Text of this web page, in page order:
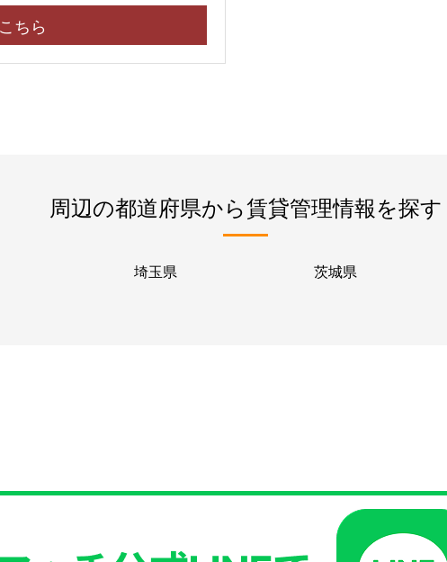
ちら
周辺の都道府県から賃貸管理情報を探す
埼玉県
茨城県